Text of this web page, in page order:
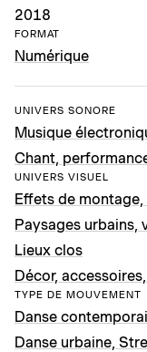
2018
FORMAT
Numérique
UNIVERS SONORE
Musique
Chant,
UNIVERS VISUEL
Effets de
Paysages urbains,
Lieux clos
Décor,
TYPE DE MOUVEMENT
Danse
Danse urbaine,